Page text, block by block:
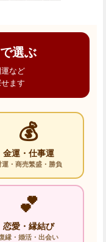
選ぶ
など
ます
💰
金運・仕事運
運・商売繁盛・勝負
💕
恋愛・縁結び
縁・婚活・出会い